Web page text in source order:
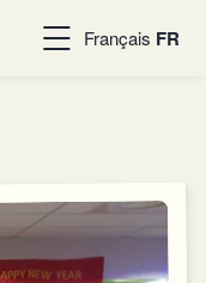
Français FR